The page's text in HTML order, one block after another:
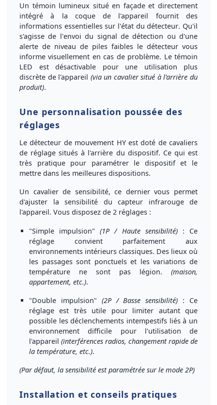
Un témoin lumineux situé en façade et directement
intégré à la coque de l'appareil fournit des
informations essentielles sur l'état du détecteur. Qu'il
s'agisse de l'envoi du signal de détection ou d'une
alerte de niveau de piles faibles le détecteur vous
informe visuellement en cas de problème. Le témoin
LED est désactivable pour une utilisation plus
discrète de l'appareil (via un cavalier situé à l'arrière du
produit).
Une personnalisation poussée des
réglages
Le détecteur de mouvement HY est doté de cavaliers
de réglage situés à l'arrière du dispositif. Ce qui est
très pratique pour paramétrer le dispositif et le
mettre dans les meilleures dispositions.
Un cavalier de sensibilité, ce dernier vous permet
d'ajuster la sensibilité du capteur infrarougede
l'appareil. Vous disposez de 2 réglages :
"Simple impulsion" (1P / Haute sensibilité) : Ce
réglage convient parfaitement aux
environnements intérieurs classiques. Des lieux où
les passages sont ponctuels et les variations de
température ne sont pas légion. (maison,
appartement, etc.).
"Double impulsion" (2P / Basse sensibilité) : Ce
réglage est très utile pour limiter autant que
possible lesdéclenchements intempestifs liés à un
environnement difficile pour l'utilisation de
l'appareil (interférences radios, changement rapide de
la température, etc.).
(Par défaut, la sensibilité est paramétrée sur le mode 2P)
Installation et conseils pratiques